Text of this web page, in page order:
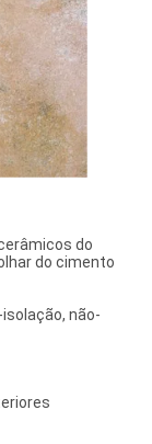
do
do cimento
não-